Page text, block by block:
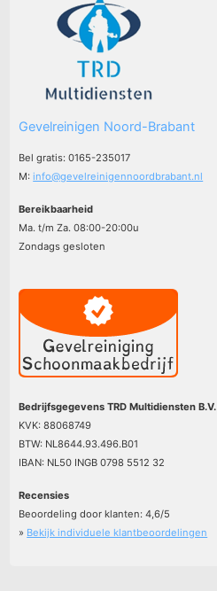
Gevelreinigen Noord-Brabant
Bel gratis: 0165-235017
M:info@gevelreinigennoordbrabant.nl
Bereikbaarheid
Ma. t/m Za. 08:00-20:00u
Zondags gesloten
Bedrijfsgegevens TRD Multidiensten B.V.
KVK: 88068749
BTW: NL8644.93.496.B01
IBAN: NL50 INGB 0798 5512 32
Recensies
Beoordeling door klanten:4,6/5
» Bekijk individuele klantbeoordelingen